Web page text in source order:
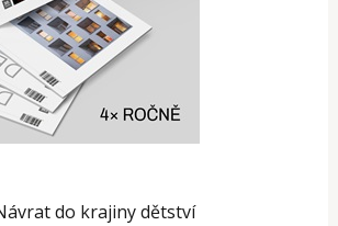
do krajiny dětství